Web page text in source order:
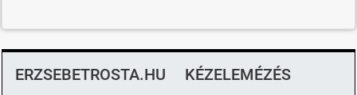
ERZSEBETROSTA.HU KÉZELEMÉZÉS